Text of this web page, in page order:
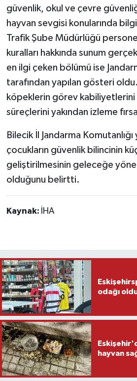
güvenlik, okul ve çevre
hayvan sevgisi konularında
Trafik Şube Müdürlüğü
kuralları hakkında sunum
en ilgi çeken bölümü ise
tarafından yapılan gösteri
köpeklerin görev
süreçlerini yakından izleme
Bilecik İl Jandarma
çocukların güvenlik bilincinin
geliştirilmesinin geleceğe
olduğunu belirtti.
Kaynak: İHA
odağı
hayvan